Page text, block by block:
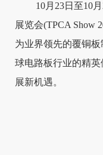
10月23日至10
展览会(TPCA Show
为业界领先的覆铜
球电路板行业的精
展新机遇。